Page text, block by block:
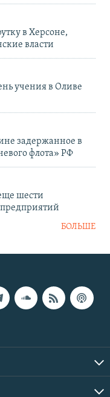
в Херсоне,
власти
учения в Оливе
задержанное в
флота» РФ
шести
БОЛЬШЕ